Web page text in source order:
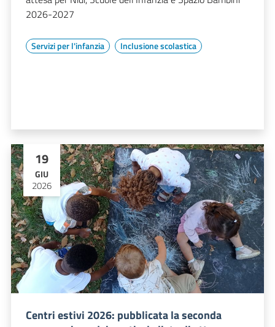
2026-2027
Servizi per l'infanzia Inclusione scolastica
19
GIU
2026
Centri estivi 2026: pubblicata la seconda